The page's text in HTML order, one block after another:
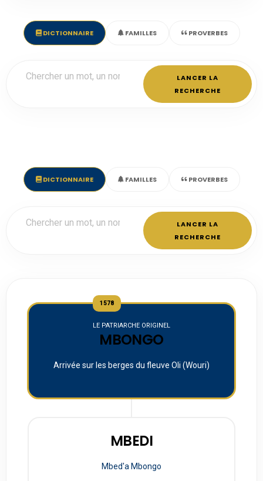
DICTIONNAIRE FAMILLES PROVERBES
LANCER LA
RECHERCHE
DICTIONNAIRE FAMILLES PROVERBES
LANCER LA
RECHERCHE
1578
LE PATRIARCHE ORIGINEL
MBONGO
Arrivée sur les berges du fleuve Oli (Wouri)
MBEDI
Mbed'a Mbongo